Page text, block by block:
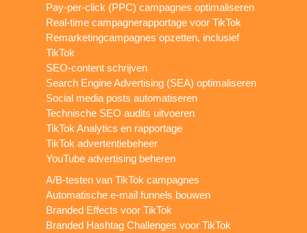
Pay-per-click (PPC) campagnes optimaliseren
Real-time campagnerapportage voor TikTok
Remarketingcampagnes opzetten, inclusief
TikTok
SEO-content schrijven
Search Engine Advertising (SEA) optimaliseren
Social media posts automatiseren
Technische SEO audits uitvoeren
TikTok Analytics en rapportage
TikTok advertentiebeheer
YouTube advertising beheren
A/B-testen van TikTok campagnes
Automatische e-mail funnels bouwen
Branded Effects voor TikTok
Branded Hashtag Challenges voor TikTok